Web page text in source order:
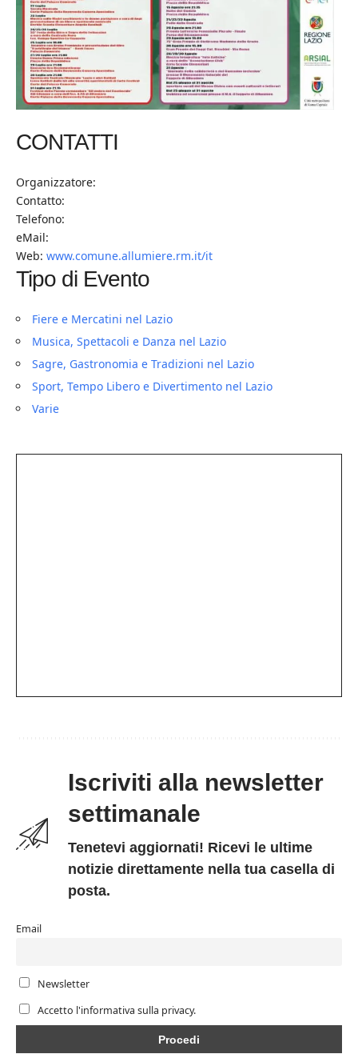
CONTATTI
Organizzatore:
Contatto:
Telefono:
eMail:
Web: www.comune.allumiere.rm.it/it
Tipo di Evento
Fiere e Mercatini nel Lazio
Musica, Spettacoli e Danza nel Lazio
Sagre, Gastronomia e Tradizioni nel Lazio
Sport, Tempo Libero e Divertimento nel Lazio
Varie
Iscriviti alla newsletter
settimanale
Tenetevi aggiornati! Ricevi le ultime
notizie direttamente nella tua casella di
posta.
Email
Newsletter
Accetto l'informativa sulla privacy.